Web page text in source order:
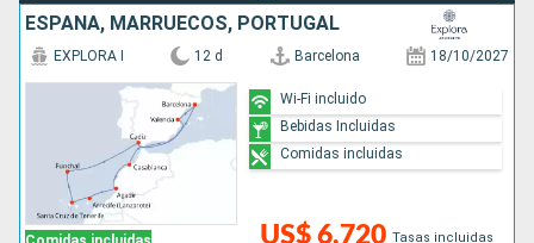
ESPAÑA, MARRUECOS, PORTUGAL
EXPLORA I 12 d Barcelona 18/10/2027
US$ 6,720 Tasas incluidas
Wi-Fi incluido
Bebidas Incluidas
Comidas incluidas